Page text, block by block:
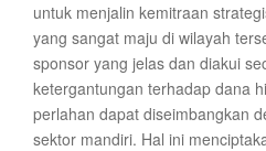
untuk menjalin kemitraan
yang sangat maju di wilayah
sponsor yang jelas dan diakui
ketergantungan terhadap dana
perlahan dapat diseimbangkan
sektor mandiri. Hal ini